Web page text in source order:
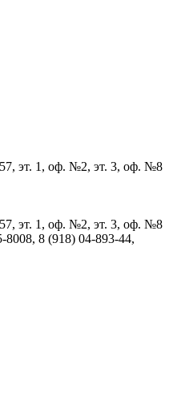
эт. 1, оф. №2, эт. 3, оф. №8
эт. 1, оф. №2, эт. 3, оф. №8
8008, 8 (918) 04-893-44,